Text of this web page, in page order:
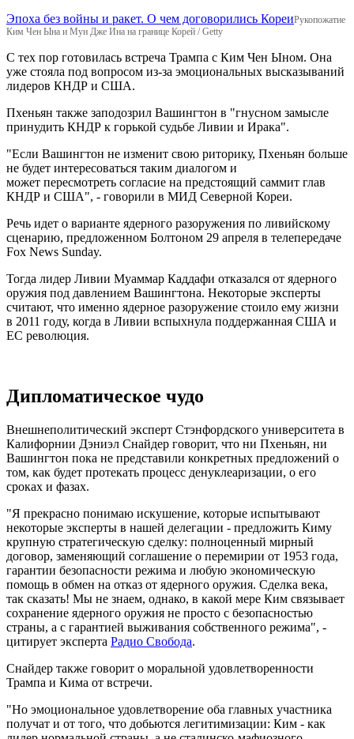
Эпоха без войны и ракет. О чем договорились КореиРукопожатие
Ким Чен Ына и Мун Дже Ина на границе Корей / Getty
С тех пор готовилась встреча Трампа с Ким Чен Ыном. Она
уже стояла под вопросом из-за эмоциональных высказываний
лидеров КНДР и США.
Пхеньян также заподозрил Вашингтон в "гнусном замысле
принудить КНДР к горькой судьбе Ливии и Ирака".
"Если Вашингтон не изменит свою риторику, Пхеньян больше
не будет интересоваться таким диалогом и
может пересмотреть согласие на предстоящий саммит глав
КНДР и США", - говорили в МИД Северной Кореи.
Речь идет о варианте ядерного разоружения по ливийскому
сценарию, предложенном Болтоном 29 апреля в телепередаче
Fox News Sunday.
Тогда лидер Ливии Муаммар Каддафи отказался от ядерного
оружия под давлением Вашингтона. Некоторые эксперты
считают, что именно ядерное разоружение стоило ему жизни
в 2011 году, когда в Ливии вспыхнула поддержанная США и
ЕС революция.
Дипломатическое чудо
Внешнеполитический эксперт Стэнфордского университета в
Калифорнии Дэниэл Снайдер говорит, что ни Пхеньян, ни
Вашингтон пока не представили конкретных предложений о
том, как будет протекать процесс денуклеаризации, о его
сроках и фазах.
"Я прекрасно понимаю искушение, которые испытывают
некоторые эксперты в нашей делегации - предложить Киму
крупную стратегическую сделку: полноценный мирный
договор, заменяющий соглашение о перемирии от 1953 года,
гарантии безопасности режима и любую экономическую
помощь в обмен на отказ от ядерного оружия. Сделка века,
так сказать! Мы не знаем, однако, в какой мере Ким связывает
сохранение ядерного оружия не просто с безопасностью
страны, а с гарантией выживания собственного режима", -
цитирует эксперта Радио Свобода.
Снайдер также говорит о моральной удовлетворенности
Трампа и Кима от встречи.
"Но эмоциональное удовлетворение оба главных участника
получат и от того, что добьются легитимизации: Ким - как